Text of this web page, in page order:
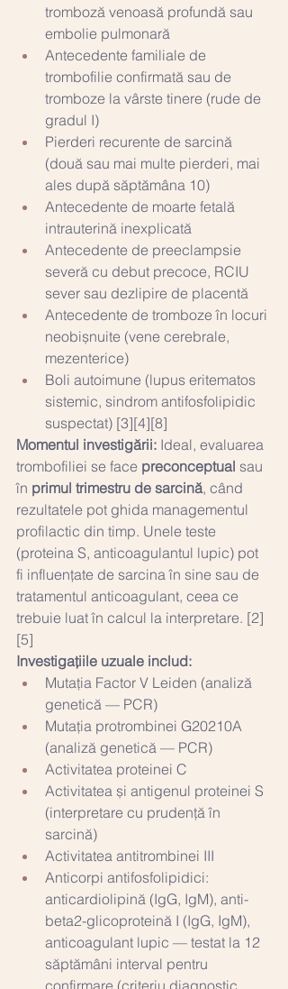
tromboză venoasă profundă sau
embolie pulmonară
Antecedente familiale de
trombofilie confirmată sau de
tromboze la vârste tinere (rude de
gradul I)
Pierderi recurente de sarcină
(două sau mai multe pierderi, mai
ales după săptămâna 10)
Antecedente de moarte fetală
intrauterină inexplicată
Antecedente de preeclampsie
severă cu debut precoce, RCIU
sever sau dezlipire de placentă
Antecedente de tromboze în locuri
neobișnuite (vene cerebrale,
mezenterice)
Boli autoimune (lupus eritematos
sistemic, sindrom antifosfolipidic
suspectat) [3][4][8]
Momentul investigării: Ideal, evaluarea
trombofiliei se face preconceptual sau
în primul trimestru de sarcină, când
rezultatele pot ghida managementul
profilactic din timp. Unele teste
(proteina S, anticoagulantul lupic) pot
fi influențate de sarcina în sine sau de
tratamentul anticoagulant, ceea ce
trebuie luat în calcul la interpretare. [2]
[5]
Investigațiile uzuale includ:
Mutația Factor V Leiden (analiză
genetică — PCR)
Mutația protrombinei G20210A
(analiză genetică — PCR)
Activitatea proteinei C
Activitatea și antigenul proteinei S
(interpretare cu prudență în
sarcină)
Activitatea antitrombinei III
Anticorpi antifosfolipidici:
anticardiolipină (IgG, IgM), anti-
beta2-glicoproteină I (IgG, IgM),
anticoagulant lupic — testat la 12
săptămâni interval pentru
confirmare (criteriu diagnostic